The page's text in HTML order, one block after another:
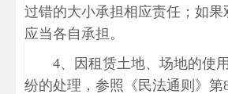
过错的大小承担相应责任；如果
应当各自承担。
4、因租赁土地、场地的使
纷的处理，参照《民法通则》第